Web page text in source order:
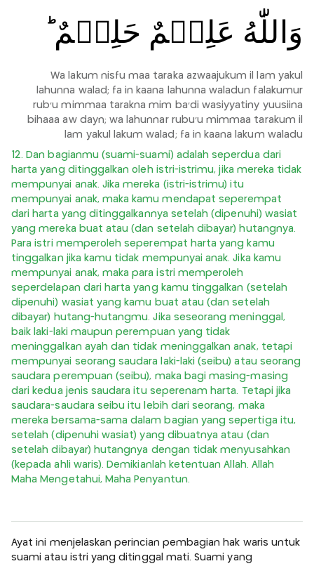
وَاللّٰهُ عَلِيۡمٌ حَلِيۡمٌ ؕ‏
Wa lakum nisfu maa taraka azwaajukum il lam yakul
lahunna walad; fa in kaana lahunna waladun falakumur
rub'u mimmaa tarakna mim ba'di wasiyyatiny yuusiina
bihaaa aw dayn; wa lahunnar rubu'u mimmaa tarakum il
lam yakul lakum walad; fa in kaana lakum waladu
12. Dan bagianmu (suami-suami) adalah seperdua dari
harta yang ditinggalkan oleh istri-istrimu, jika mereka tidak
mempunyai anak. Jika mereka (istri-istrimu) itu
mempunyai anak, maka kamu mendapat seperempat
dari harta yang ditinggalkannya setelah (dipenuhi) wasiat
yang mereka buat atau (dan setelah dibayar) hutangnya.
Para istri memperoleh seperempat harta yang kamu
tinggalkan jika kamu tidak mempunyai anak. Jika kamu
mempunyai anak, maka para istri memperoleh
seperdelapan dari harta yang kamu tinggalkan (setelah
dipenuhi) wasiat yang kamu buat atau (dan setelah
dibayar) hutang-hutangmu. Jika seseorang meninggal,
baik laki-laki maupun perempuan yang tidak
meninggalkan ayah dan tidak meninggalkan anak, tetapi
mempunyai seorang saudara laki-laki (seibu) atau seorang
saudara perempuan (seibu), maka bagi masing-masing
dari kedua jenis saudara itu seperenam harta. Tetapi jika
saudara-saudara seibu itu lebih dari seorang, maka
mereka bersama-sama dalam bagian yang sepertiga itu,
setelah (dipenuhi wasiat) yang dibuatnya atau (dan
setelah dibayar) hutangnya dengan tidak menyusahkan
(kepada ahli waris). Demikianlah ketentuan Allah. Allah
Maha Mengetahui, Maha Penyantun.
Ayat ini menjelaskan perincian pembagian hak waris untuk
suami atau istri yang ditinggal mati. Suami yang